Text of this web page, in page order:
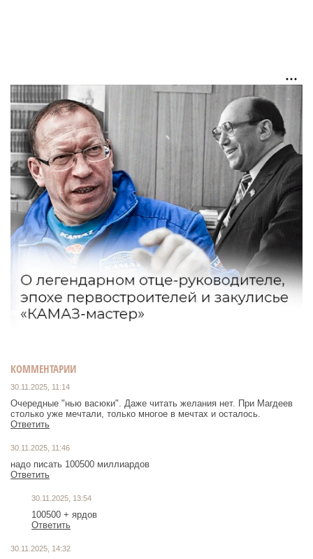
КОММЕНТАРИИ
30.11.2025, 11:14
Очередные "нью васюки". Даже читать желания нет. При Магдеев
столько уже мечтали, только многое в мечтах и осталось.
Ответить
30.11.2025, 11:46
надо писать 100500 миллиардов
Ответить
30.11.2025, 13:54
100500 + ярдов
Ответить
30.11.2025, 14:32